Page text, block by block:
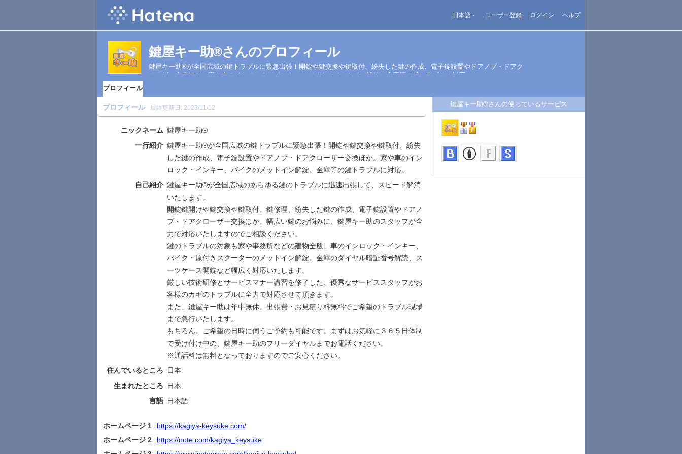
日本語 ユーザー登録 ログイン ヘルプ
鍵屋キー助®さんのプロフィール
鍵屋キー助®が全国広域の鍵トラブルに緊急出張！開錠や鍵交換や鍵取付、紛失した鍵の作成、電子錠設置やドアノブ・ドアク
ローザー交換ほか。家や車のインロック・インキー、バイクのメットイン解錠、金庫等の鍵トラブルに対応。
プロフィール
プロフィール 最終更新日: 2023/11/12
ニックネーム 鍵屋キー助®
一行紹介 鍵屋キー助®が全国広域の鍵トラブルに緊急出張！開錠や鍵交換や鍵取付、紛失
した鍵の作成、電子錠設置やドアノブ・ドアクローザー交換ほか。家や車のイン
ロック・インキー、バイクのメットイン解錠、金庫等の鍵トラブルに対応。
自己紹介 鍵屋キー助®が全国広域のあらゆる鍵のトラブルに迅速出張して、スピード解消
いたします。
開錠鍵開けや鍵交換や鍵取付、鍵修理、紛失した鍵の作成、電子錠設置やドアノ
ブ・ドアクローザー交換ほか、幅広い鍵のお悩みに、鍵屋キー助のスタッフが全
力で対応いたしますのでご相談ください。
鍵のトラブルの対象も家や事務所などの建物全般、車のインロック・インキー、
バイク・原付きスクーターのメットイン解錠、金庫のダイヤル暗証番号解読、ス
ーツケース開錠など幅広く対応いたします。
厳しい技術研修とサービスマナー講習を修了した、優秀なサービススタッフがお
客様のカギのトラブルに全力で対応させて頂きます。
また、鍵屋キー助は年中無休、出張費・お見積り料無料でご希望のトラブル現場
まで急行いたします。
もちろん、ご希望の日時に伺うご予約も可能です。まずはお気軽に３６５日体制
で受け付け中の、鍵屋キー助のフリーダイヤルまでお電話ください。
※通話料は無料となっておりますのでご安心ください。
住んでいるところ
日本
生まれたところ
日本
言語 日本語
ホームページ 1
https://kagiya-keysuke.com/
ホームページ 2
https://note.com/kagiya_keysuke
鍵屋キー助®さんの使っているサービス